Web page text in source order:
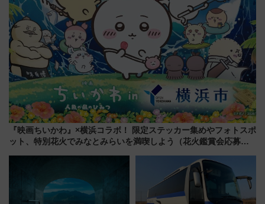
『映画ちいかわ』×横浜コラボ！ 限定ステッカー集めやフォトスポ
ット、特別花火でみなとみらいを満喫しよう（花火鑑賞会応募は